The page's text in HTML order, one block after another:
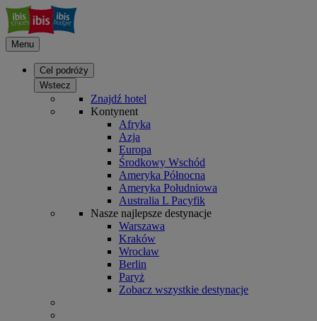
Menu
Cel podróży
Wstecz
Znajdź hotel
Kontynent
Afryka
Azja
Europa
Środkowy Wschód
Ameryka Północna
Ameryka Południowa
Australia L Pacyfik
Nasze najlepsze destynacje
Warszawa
Kraków
Wrocław
Berlin
Paryż
Zobacz wszystkie destynacje